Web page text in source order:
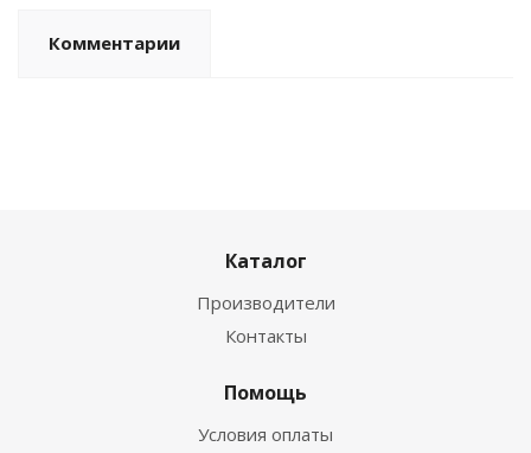
Комментарии
Каталог
Производители
Контакты
Помощь
Условия оплаты